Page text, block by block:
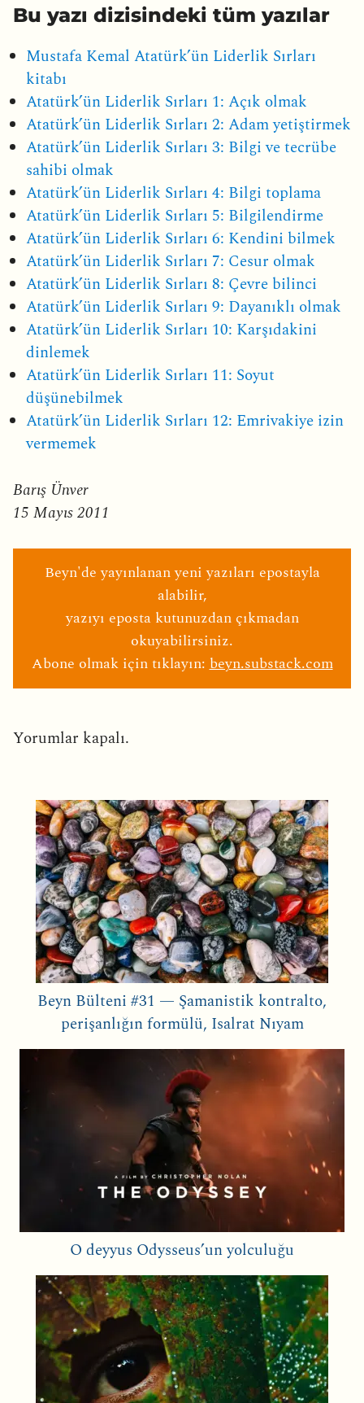
Bu yazı dizisindeki tüm yazılar
Mustafa Kemal Atatürk’ün Liderlik Sırları
kitabı
Atatürk’ün Liderlik Sırları 1: Açık olmak
Atatürk’ün Liderlik Sırları 2: Adam yetiştirmek
Atatürk’ün Liderlik Sırları 3: Bilgi ve tecrübe
sahibi olmak
Atatürk’ün Liderlik Sırları 4: Bilgi toplama
Atatürk’ün Liderlik Sırları 5: Bilgilendirme
Atatürk’ün Liderlik Sırları 6: Kendini bilmek
Atatürk’ün Liderlik Sırları 7: Cesur olmak
Atatürk’ün Liderlik Sırları 8: Çevre bilinci
Atatürk’ün Liderlik Sırları 9: Dayanıklı olmak
Atatürk’ün Liderlik Sırları 10: Karşıdakini
dinlemek
Atatürk’ün Liderlik Sırları 11: Soyut
düşünebilmek
Atatürk’ün Liderlik Sırları 12: Emrivakiye izin
vermemek
Barış Ünver
15 Mayıs 2011
Beyn'de yayınlanan yeni yazıları epostayla
alabilir,
yazıyı eposta kutunuzdan çıkmadan
okuyabilirsiniz.
Abone olmak için tıklayın:beyn.substack.com
Yorumlar kapalı.
Beyn Bülteni #31 — Şamanistik kontralto,
perişanlığın formülü, Isalrat Nıyam
O deyyus Odysseus’un yolculuğu